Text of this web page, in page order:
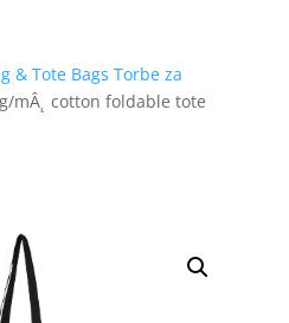
& Tote Bags Torbe za
mÂ˛ cotton foldable tote